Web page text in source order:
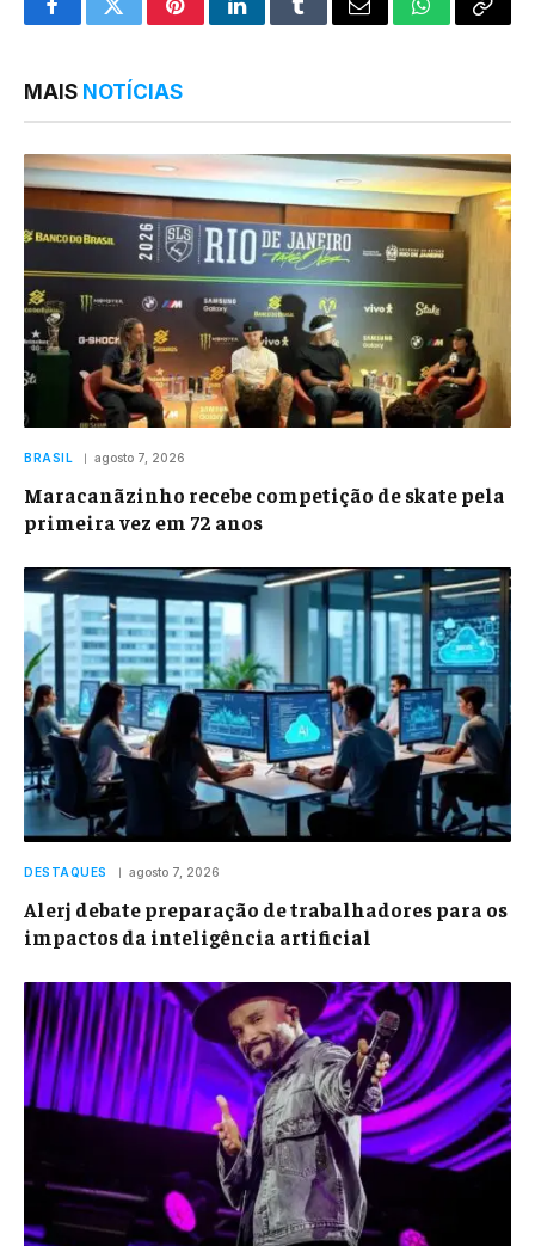
FacebookTwitterPinterestLinkedInTumblrEmail WhatsApp
Copy
MAIS NOTÍCIAS
BRASIL agosto 7, 2026
Maracanãzinho recebe competição de skate pela
primeira vez em 72 anos
DESTAQUES agosto 7, 2026
Alerj debate preparação de trabalhadores para os
impactos da inteligência artificial